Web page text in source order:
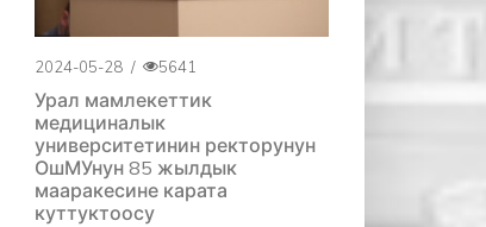
2024-05-28 / 5641
Урал мамлекеттик
медициналык
университетинин ректорунун
ОшМУнун 85 жылдык
мааракесине карата
куттуктоосу